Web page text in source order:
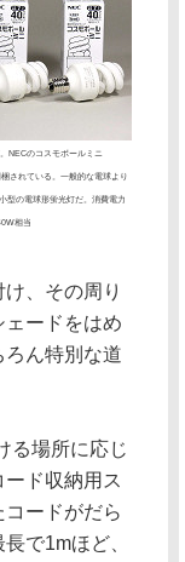
NECのコスモボールミニ
されている。一般的な電球より
型の電球形蛍光灯だ。消費電力
相当
、その周り
ードをはめ
ん特別な道
る場所に応じ
ド収納用ス
ードがだら
で1mほど、